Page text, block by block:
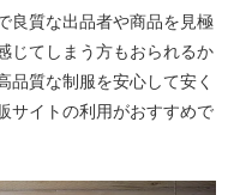
良質な出品者や商品を見極
じてしまう方もおられるか
品質な制服を安心して安く
サイトの利用がおすすめで